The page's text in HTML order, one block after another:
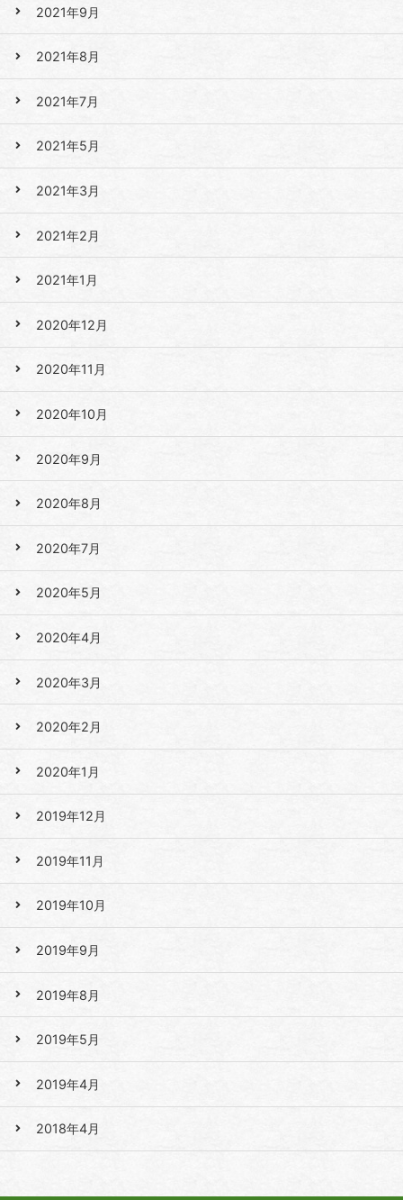
2021年9月
2021年8月
2021年7月
2021年5月
2021年3月
2021年2月
2021年1月
2020年12月
2020年11月
2020年10月
2020年9月
2020年8月
2020年7月
2020年5月
2020年4月
2020年3月
2020年2月
2020年1月
2019年12月
2019年11月
2019年10月
2019年9月
2019年8月
2019年5月
2019年4月
2018年4月